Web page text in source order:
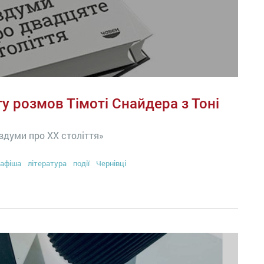
розмов Тімоті Снайдера з Тоні
про ХХ століття»
афіша література події Чернівці